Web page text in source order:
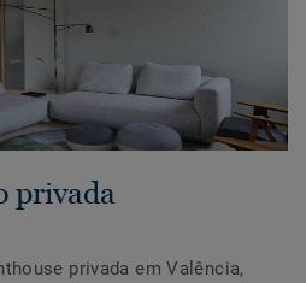
privada
privada em Valência,